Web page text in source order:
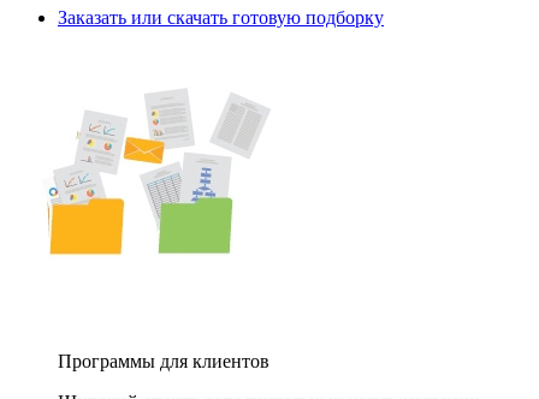
Заказать или скачать готовую подборку
Программы для клиентов